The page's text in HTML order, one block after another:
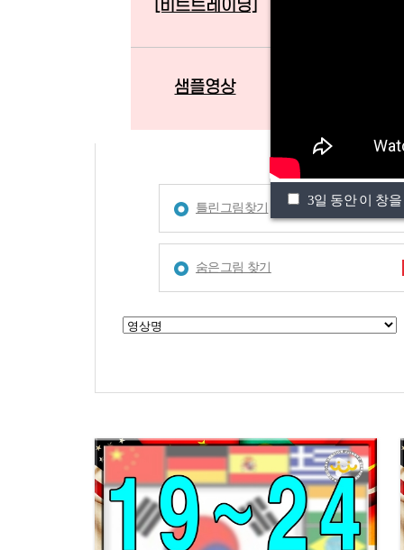
3일 동안 이 창
[비트트레이닝]
샘플영상
틀린그림찾기
숨은그림 찾기